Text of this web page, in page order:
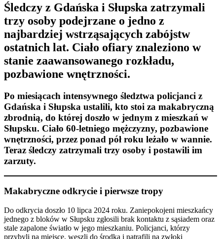
Śledczy z Gdańska i Słupska zatrzymali
trzy osoby podejrzane o jedno z
najbardziej wstrząsających zabójstw
ostatnich lat. Ciało ofiary znaleziono w
stanie zaawansowanego rozkładu,
pozbawione wnętrzności.
Po miesiącach intensywnego śledztwa policjanci z
Gdańska i Słupska ustalili, kto stoi za makabryczną
zbrodnią, do której doszło w jednym z mieszkań w
Słupsku. Ciało 60-letniego mężczyzny, pozbawione
wnętrzności, przez ponad pół roku leżało w wannie.
Teraz śledczy zatrzymali trzy osoby i postawili im
zarzuty.
Makabryczne odkrycie i pierwsze tropy
Do odkrycia doszło 10 lipca 2024 roku. Zaniepokojeni mieszkańcy
jednego z bloków w Słupsku zgłosili brak kontaktu z sąsiadem oraz
stale zapalone światło w jego mieszkaniu. Policjanci, którzy
przybyli na miejsce, weszli do środka i natrafili na zwłoki